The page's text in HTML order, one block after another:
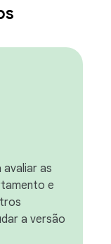
as
e
a versão